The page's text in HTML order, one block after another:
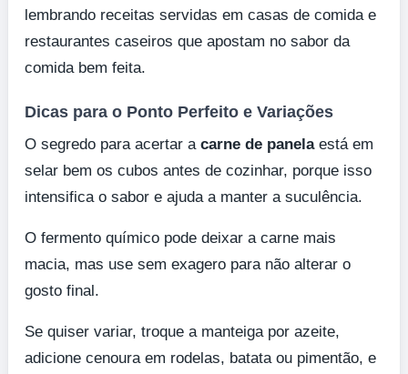
lembrando receitas servidas em casas de comida e
restaurantes caseiros que apostam no sabor da
comida bem feita.
Dicas para o Ponto Perfeito e Variações
O segredo para acertar a carne de panelaestá em
selar bem os cubos antes de cozinhar, porque isso
intensifica o sabor e ajuda a manter a suculência.
O fermento químico pode deixar a carne mais
macia, mas use sem exagero para não alterar o
gosto final.
Se quiser variar, troque a manteiga por azeite,
adicione cenoura em rodelas, batata ou pimentão, e